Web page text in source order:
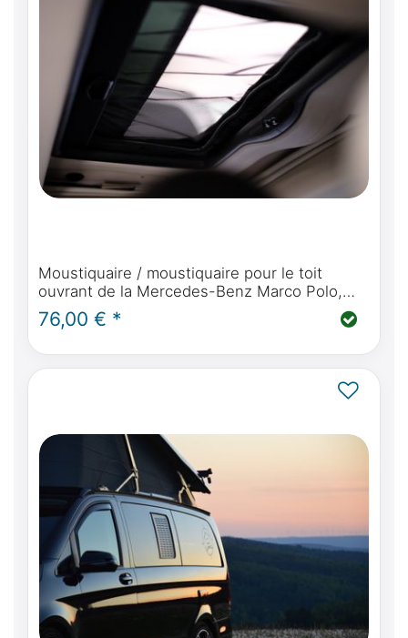
Moustiquaire / moustiquaire pour le toit
ouvrant de la Mercedes-Benz Marco Polo,
Horizon, Activity (W447 2014 - aujourd'hui)
76,00 € *